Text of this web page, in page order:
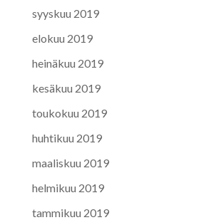
syyskuu 2019
elokuu 2019
heinäkuu 2019
kesäkuu 2019
toukokuu 2019
huhtikuu 2019
maaliskuu 2019
helmikuu 2019
tammikuu 2019